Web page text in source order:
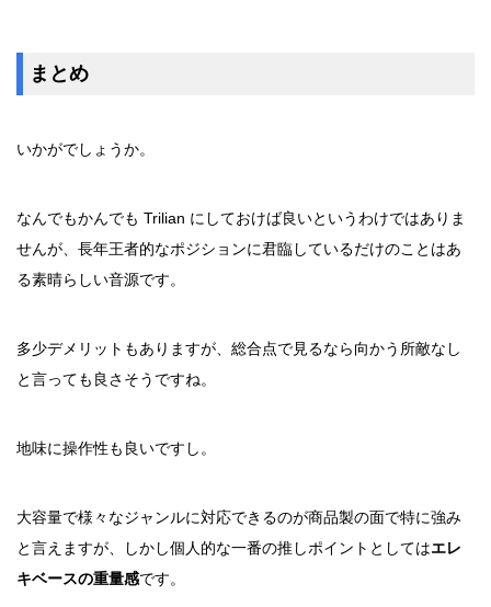
まとめ
いかがでしょうか。
なんでもかんでも Trilian にしておけば良いというわけではありま
せんが、長年王者的なポジションに君臨しているだけのことはあ
る素晴らしい音源です。
多少デメリットもありますが、総合点で見るなら向かう所敵なし
と言っても良さそうですね。
地味に操作性も良いですし。
大容量で様々なジャンルに対応できるのが商品製の面で特に強み
と言えますが、しかし個人的な一番の推しポイントとしてはエレ
キベースの重量感です。